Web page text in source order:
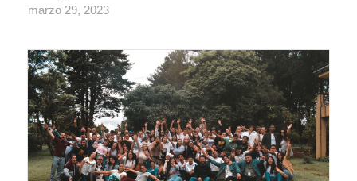
marzo 29, 2023